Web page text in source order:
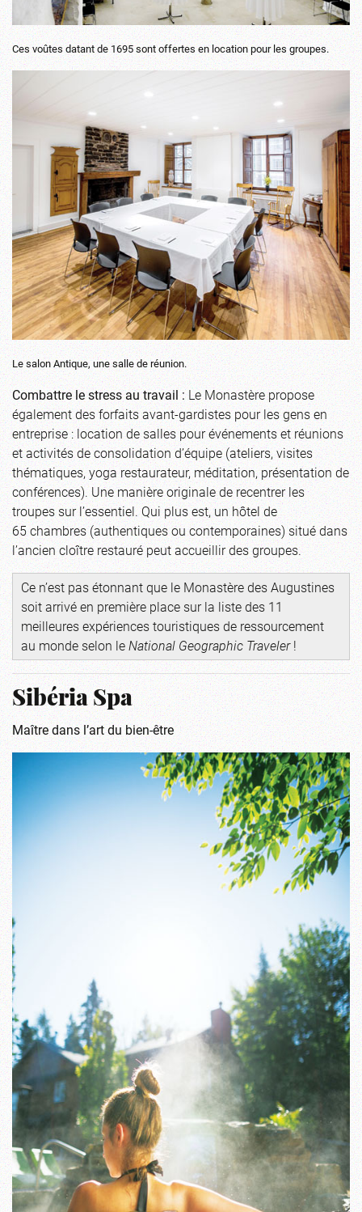
Ces voûtes datant de 1695 sont offertes en location pour les groupes.
Le salon Antique, une salle de réunion.
Combattre le stress au travail :Le Monastère propose
également des forfaits avant-gardistes pour les gens en
entreprise : location de salles pour événements et réunions
et activités de consolidation d’équipe (ateliers, visites
thématiques, yoga restaurateur, méditation, présentation de
conférences). Une manière originale de recentrer les
troupes sur l’essentiel. Qui plus est, un hôtel de
65 chambres (authentiques ou contemporaines) situé dans
l’ancien cloître restauré peut accueillir des groupes.
Ce n’est pas étonnant que le Monastère des Augustines
soit arrivé en première place sur la liste des 11
meilleures expériences touristiques de ressourcement
au monde selon leNational Geographic Traveler!
Sibéria Spa
Maître dans l’art du bien-être